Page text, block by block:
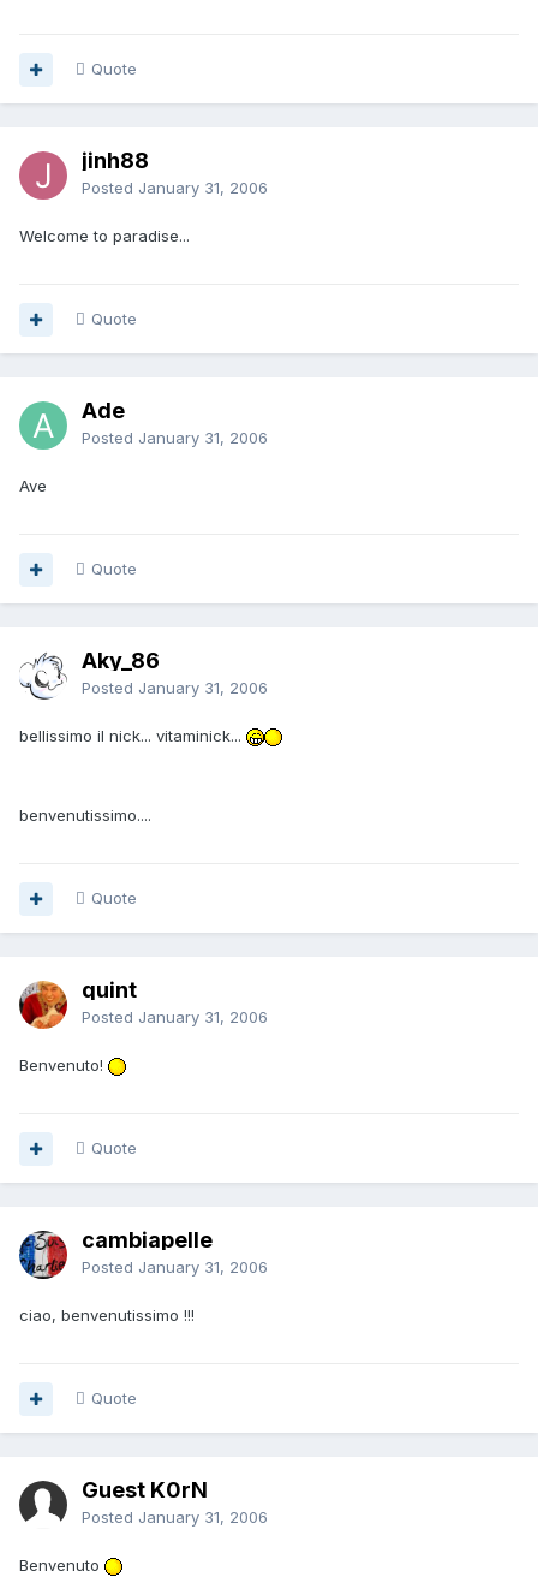
Quote
jinh88
Posted January 31, 2006
Welcome to paradise...
Quote
Ade
Posted January 31, 2006
Ave
Quote
Aky_86
Posted January 31, 2006
bellissimo il nick... vitaminick...
benvenutissimo....
Quote
quint
Posted January 31, 2006
Benvenuto!
Quote
cambiapelle
Posted January 31, 2006
ciao, benvenutissimo !!!
Quote
Guest K0rN
Posted January 31, 2006
Benvenuto